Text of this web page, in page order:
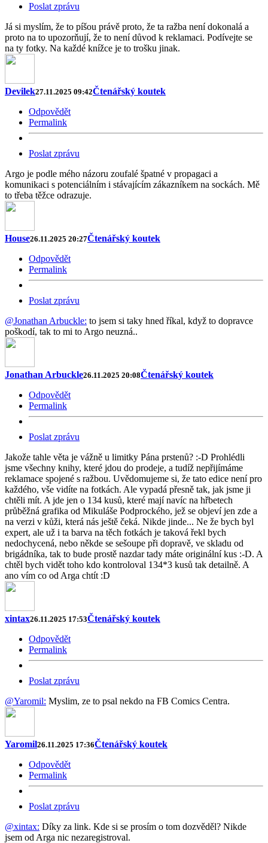
Poslat zprávu
Já si myslím, že to píšou právě proto, že ta ražba není dokonalá a
proto na to upozorňují, že to není důvod k reklamaci. Podívejte se
na ty fotky. Na každé knížce je to trošku jinak.
Devilek27.11.2025 09:42Čtenářský koutek
Odpovědět
Permalink
Poslat zprávu
Argo je podle mého názoru zoufalé špatné v propagaci a
komunikaci s potenciálním i stávajícím zákazníkem na sockách. Mě
to třeba těžce odrazuje.
House26.11.2025 20:27Čtenářský koutek
Odpovědět
Permalink
Poslat zprávu
@Jonathan Arbuckle: to jsem si taky hned říkal, když to dopravce
poškodí, tak to mi to Argo neuzná..
Jonathan Arbuckle26.11.2025 20:08Čtenářský koutek
Odpovědět
Permalink
Poslat zprávu
Jakože tahle věta je vážně u limitky Pána prstenů? :-D Prohlédli
jsme všechny knihy, které jdou do prodeje, a tudíž nepřijímáme
reklamace spojené s ražbou. Uvědomujeme si, že tato edice není pro
každého, vše vidíte na fotkách. Ale vypadá přesně tak, jak jsme ji
chtěli mít. A jde jen o 134 kusů, které mají navíc na hřbetech
průběžná grafika od Mikuláše Podprockého, jež se objeví jen zde a
na verzi v kůži, která nás ještě čeká. Nikde jinde... Ne že bych byl
expert, ale už i ta barva na těch fotkách je taková řekl bych
nedochycená, nebo někde se sešoupe při dopravě, ve skladu od
brigádníka, tak to bude prostě nazdar tady máte originální kus :-D. A
chtěl bych vidět toho kdo kontroloval 134*3 kusů tak detailně. A
ano vím co od Arga chtít :D
xintax26.11.2025 17:53Čtenářský koutek
Odpovědět
Permalink
Poslat zprávu
@Yaromil: Myslim, ze to psal nekdo na FB Comics Centra.
Yaromil26.11.2025 17:36Čtenářský koutek
Odpovědět
Permalink
Poslat zprávu
@xintax: Díky za link. Kde si se prosím o tom dozvěděl? Nikde
jsem od Arga nic nezaregistroval.